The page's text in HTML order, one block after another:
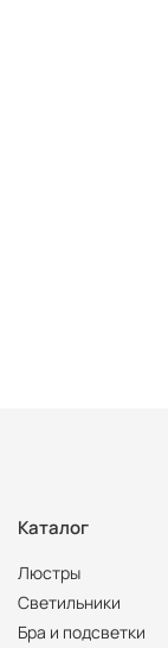
Каталог
Люстры
Светильники
Бра и подсветки